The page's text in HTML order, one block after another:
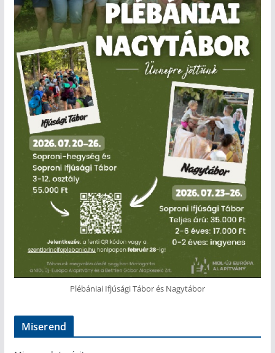
Plébániai Ifjúsági Tábor és Nagytábor
Miserend